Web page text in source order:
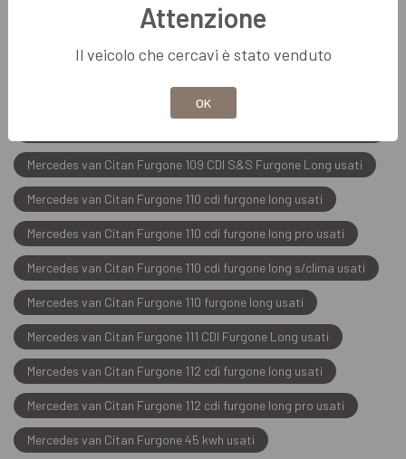
Mercedes van Citan Furgone 109 CDI Furgone Long usati
Mercedes van Citan Furgone 109 cdi mixto extralong blueff. e6
Mercedes van Citan Furgone 109 CDI S&S Furgone Long usati
Mercedes van Citan Furgone 110 cdi furgone long usati
Mercedes van Citan Furgone 110 cdi furgone long pro usati
Mercedes van Citan Furgone 110 cdi furgone long s/clima usati
Mercedes van Citan Furgone 110 furgone long usati
Mercedes van Citan Furgone 111 CDI Furgone Long usati
Mercedes van Citan Furgone 112 cdi furgone long usati
Mercedes van Citan Furgone 112 cdi furgone long pro usati
Mercedes van Citan Furgone 45 kwh usati
Attenzione
Il veicolo che cercavi è stato venduto
OK